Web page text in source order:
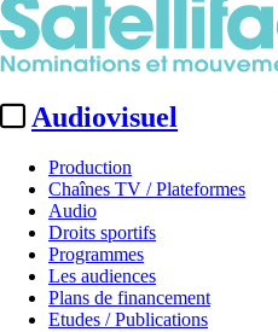
Audiovisuel
Production
Chaînes TV / Plateformes
Audio
Droits sportifs
Programmes
Les audiences
Plans de financement
Etudes / Publications